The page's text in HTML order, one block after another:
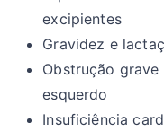
excipientes
Gravidez e
Obstrução
esquerdo
Insuficiência